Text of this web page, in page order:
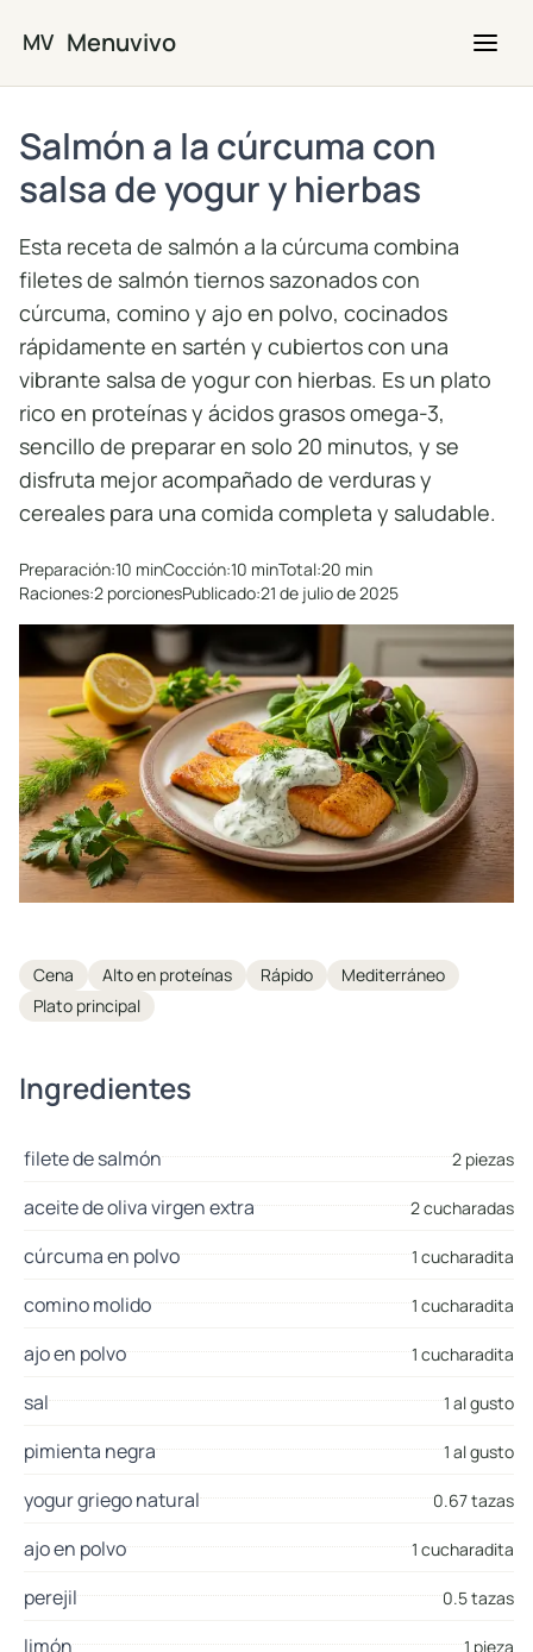
MV Menuvivo
Salmón a la cúrcuma con
salsa de yogur y hierbas
Esta receta de salmón a la cúrcuma combina
filetes de salmón tiernos sazonados con
cúrcuma, comino y ajo en polvo, cocinados
rápidamente en sartén y cubiertos con una
vibrante salsa de yogur con hierbas. Es un plato
rico en proteínas y ácidos grasos omega-3,
sencillo de preparar en solo 20 minutos, y se
disfruta mejor acompañado de verduras y
cereales para una comida completa y saludable.
Preparación:10 minCocción:10 minTotal:20 min
Raciones:2 porcionesPublicado:21 de julio de 2025
Tags
Cena Alto en proteínas Rápido
Mediterráneo
Plato principal
Ingredientes
filete de salmón 2 piezas
aceite de oliva virgen extra 2 cucharadas
cúrcuma en polvo 1 cucharadita
comino molido 1 cucharadita
ajo en polvo 1 cucharadita
sal 1 al gusto
pimienta negra 1 al gusto
yogur griego natural 0.67 tazas
ajo en polvo 1 cucharadita
perejil 0.5 tazas
limón 1 pieza